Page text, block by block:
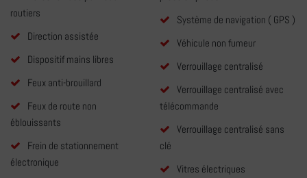
routiers
Direction assistée
Dispositif mains libres
Feux anti-brouillard
Feux de route non
éblouissants
Frein de stationnement
électronique
Système de navigation ( GPS )
Véhicule non fumeur
Verrouillage centralisé
Verrouillage centralisé avec
télécommande
Verrouillage centralisé sans
clé
Vitres électriques